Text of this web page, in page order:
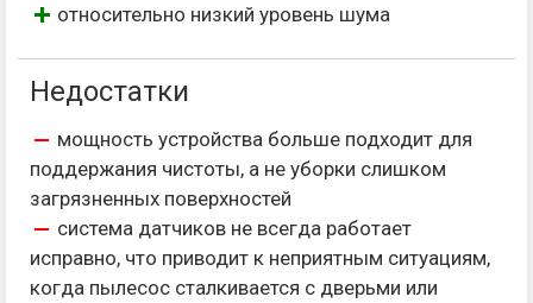
относительно низкий уровень шума
Недостатки
мощность устройства больше подходит для
поддержания чистоты, а не уборки слишком
загрязненных поверхностей
система датчиков не всегда работает
исправно, что приводит к неприятным ситуациям,
когда пылесос сталкивается с дверьми или